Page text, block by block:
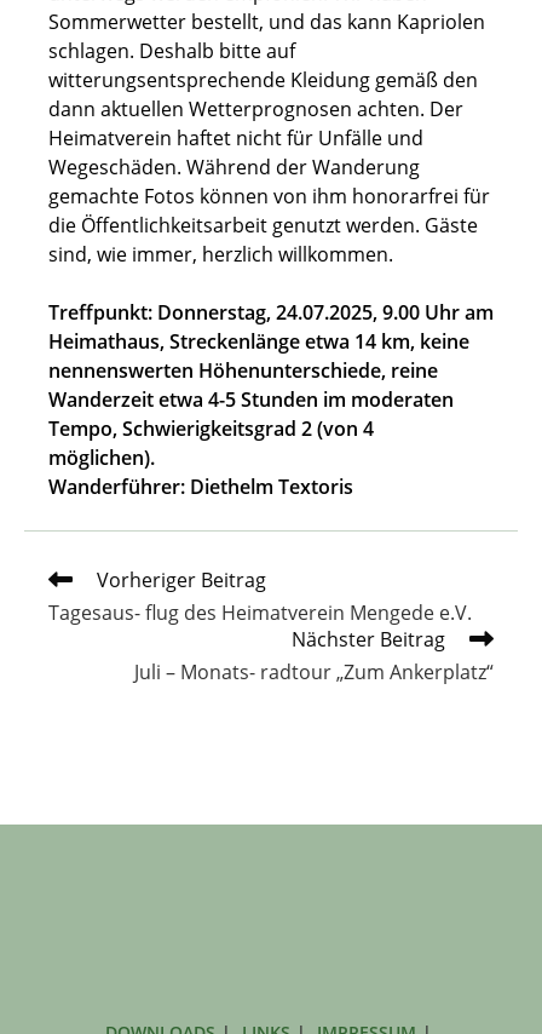
Sommerwetter bestellt, und das kann Kapriolen
schlagen. Deshalb bitte auf
witterungsentsprechende Kleidung gemäß den
dann aktuellen Wetterprognosen achten. Der
Heimatverein haftet nicht für Unfälle und
Wegeschäden. Während der Wanderung
gemachte Fotos können von ihm honorarfrei für
die Öffentlichkeitsarbeit genutzt werden. Gäste
sind, wie immer, herzlich willkommen.
Treffpunkt: Donnerstag, 24.07.2025, 9.00 Uhr am
Heimathaus, Streckenlänge etwa 14 km, keine
nennenswerten Höhenunterschiede, reine
Wanderzeit etwa 4-5 Stunden im moderaten
Tempo, Schwierigkeitsgrad 2 (von 4
möglichen).
Wanderführer: Diethelm Textoris
Weitere
Artikel
ansehen
Vorheriger Beitrag
Tagesaus- flug des Heimatverein Mengede e.V.
Nächster Beitrag
Juli – Monats- radtour „Zum Ankerplatz“